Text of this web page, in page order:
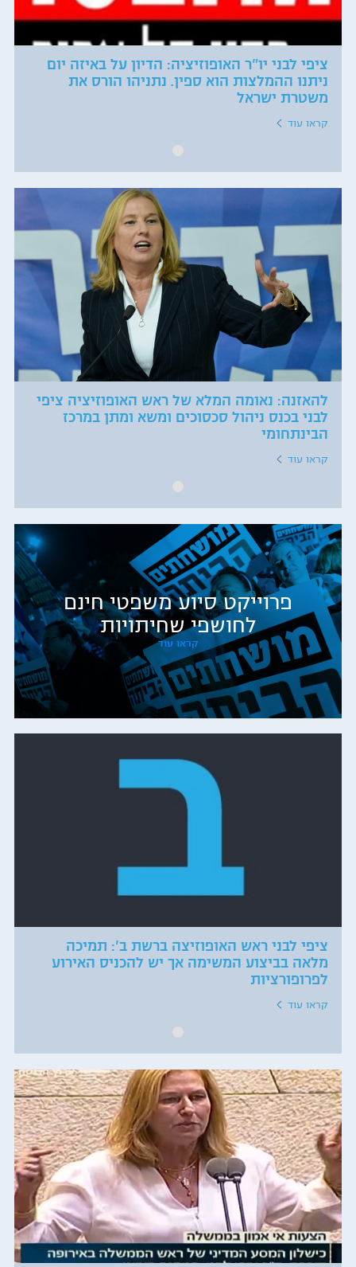
ציפי לבני יו"ר האופוזיציה: הדיון על באיזה יום
ניתנו ההמלצות הוא ספין. נתניהו הורס את
משטרת ישראל
קראו עוד
להאזנה: נאומה המלא של ראש האופוזיציה ציפי
לבני בכנס ניהול סכסוכים ומשא ומתן במרכז
הבינתחומי
קראו עוד
פרוייקט סיוע משפטי חינם
לחושפי שחיתויות
קראו עוד
ציפי לבני ראש האופוזיצה ברשת ב': תמיכה
מלאה בביצוע המשימה אך יש להכניס האירוע
לפרופורציות
קראו עוד